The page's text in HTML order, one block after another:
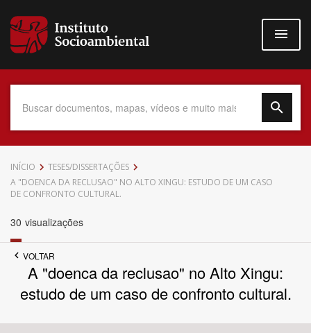
para
conteúdo
Data do Documento
INÍCIO
TESES/DISSERTAÇÕES
A "DOENCA DA RECLUSAO" NO ALTO XINGU: ESTUDO DE UM CASO
DE CONFRONTO CULTURAL.
30 visualizações
VOLTAR
A "doenca da reclusao" no Alto Xingu:
estudo de um caso de confronto cultural.